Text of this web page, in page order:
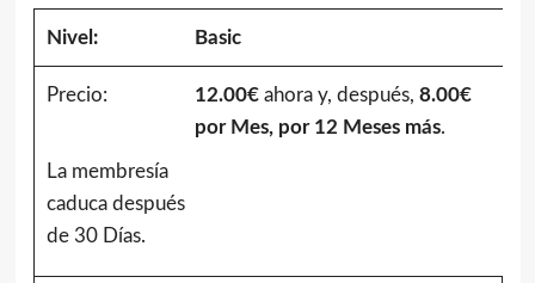
Basic
12.00€ahora y, después, 8.00€
por Mes, por 12 Meses más.
La membresía
caduca después
de 30 Días.